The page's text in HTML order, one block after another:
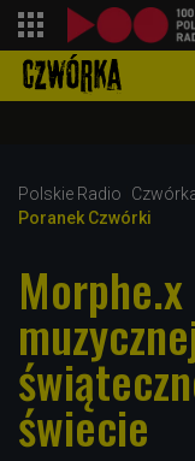
Polskie Radio
Poranek Czwórki
świecie